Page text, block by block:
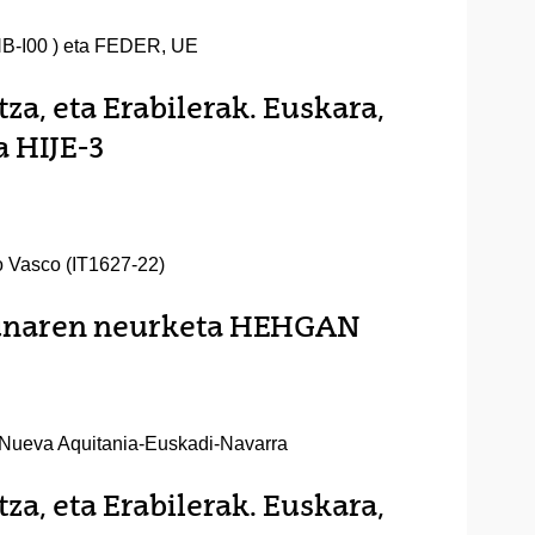
I00 ) eta FEDER, UE
eta Erabilerak. Euskara,
3
Vasco (IT1627-22)
neurketa HEHGAN
Aquitania-Euskadi-Navarra
eta Erabilerak. Euskara,